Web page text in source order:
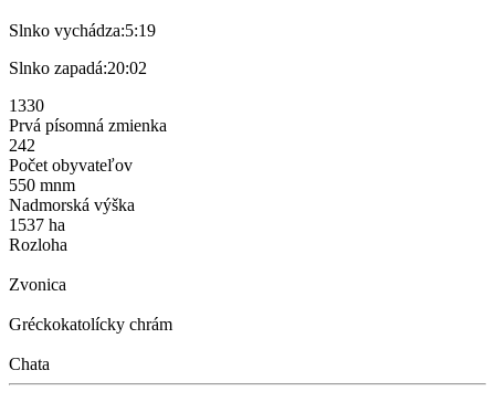
Slnko vychádza:5:19
Slnko zapadá:20:02
1330
Prvá písomná zmienka
242
Počet obyvateľov
550 mnm
Nadmorská výška
1537 ha
Rozloha
Zvonica
Gréckokatolícky chrám
Chata